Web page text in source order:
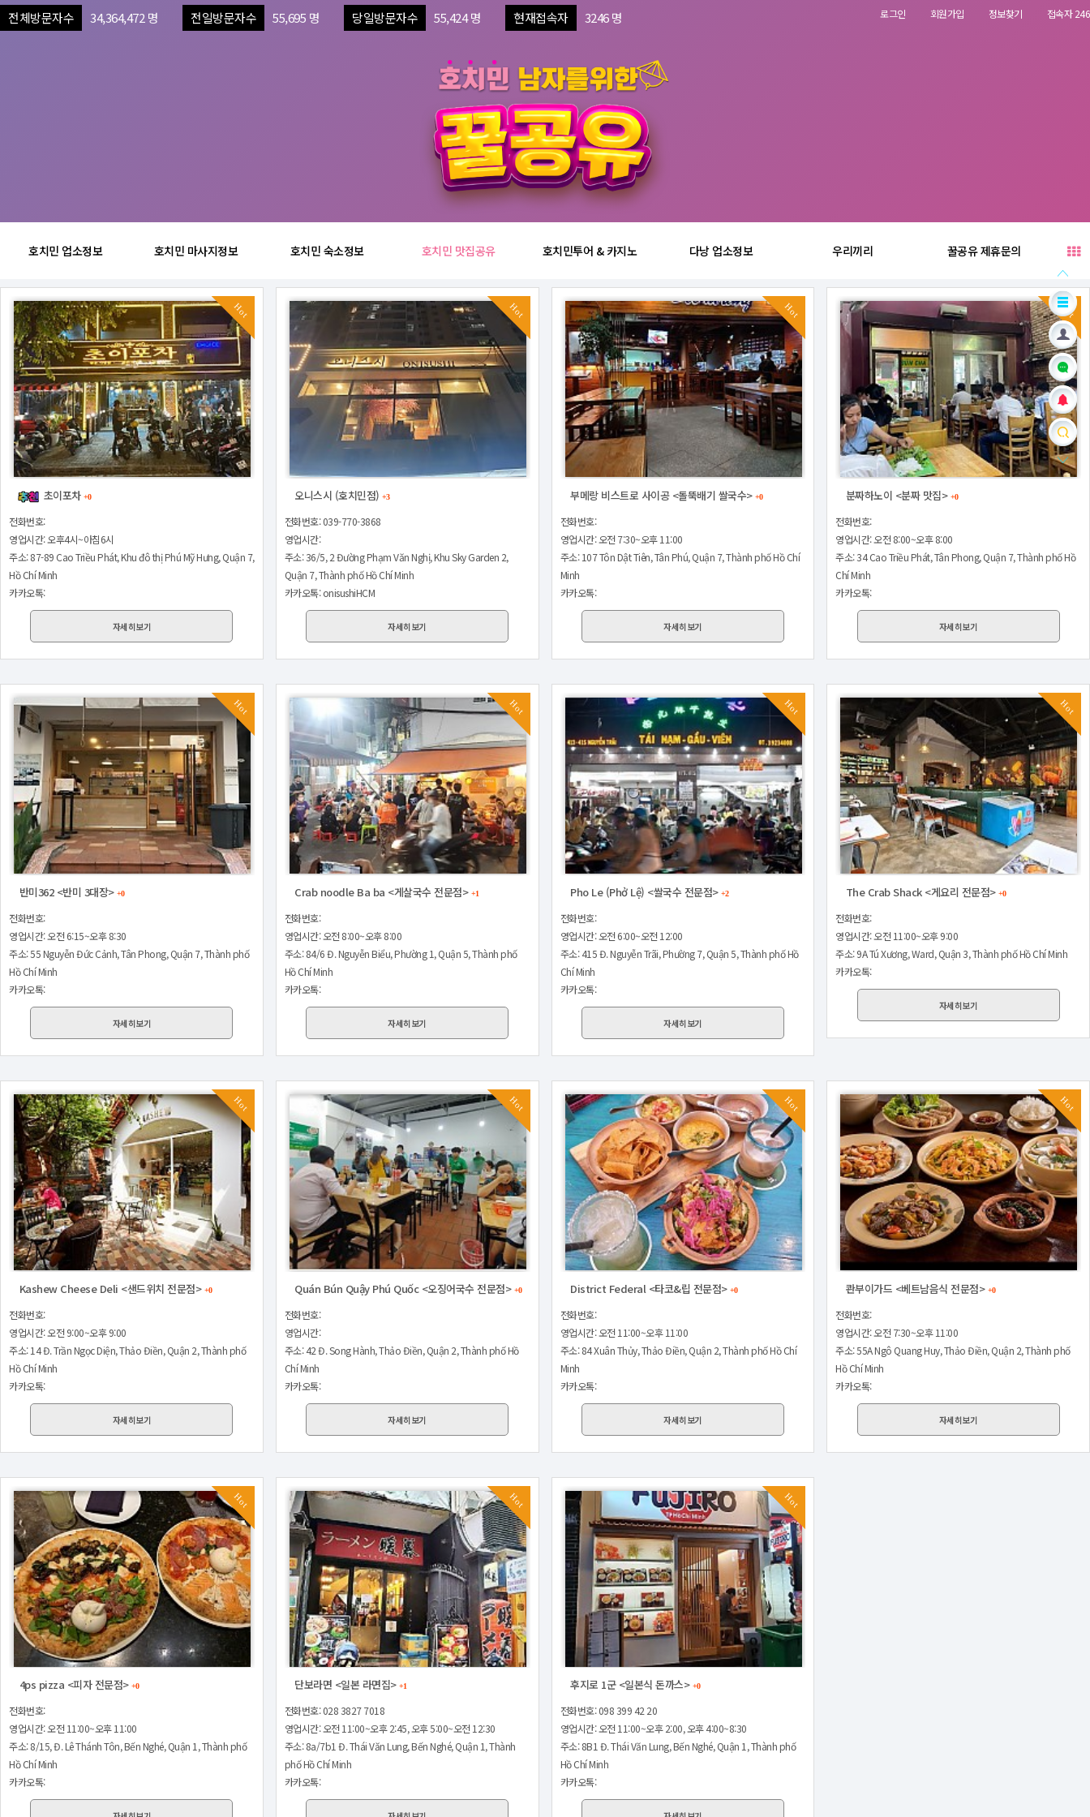
전체방문자수 34,364,472 명 전일방문자수 55,695 명 당일방문자수 55,424 명 현재접속자 3246 명 로그인 회원가입 정보찾기 접속자 246
호치민 업소정보 호치민 마사지정보 호치민 숙소정보 호치민 맛집공유 호치민투어 & 카지노 다낭 업소정보 우리끼리 꿀공유 제휴문의
Hot
초이포차 +0
전화번호:
영업시간: 오후4시~아침6시
주소: 87-89 Cao Triều Phát, Khu đô thị Phú Mỹ Hưng, Quận 7,
Hồ Chí Minh
카카오톡:
자세히보기
Hot
오니스시 (호치민점)+3
전화번호: 039-770-3868
영업시간:
주소: 36/5, 2 Đường Phạm Văn Nghị, Khu Sky Garden 2,
Quận 7, Thành phố Hồ Chí Minh
카카오톡: onisushiHCM
자세히보기
Hot
부메랑 비스트로 사이공 <돌뚝배기 쌀국수> +0
전화번호:
영업시간: 오전 7:30~오후 11:00
주소: 107 Tôn Dật Tiên, Tân Phú, Quận 7, Thành phố Hồ Chí
Minh
카카오톡:
자세히보기
Hot
분짜하노이 <분짜 맛집> +0
전화번호:
영업시간: 오전 8:00~오후 8:00
주소: 34 Cao Triều Phát, Tân Phong, Quận 7, Thành phố Hồ
Chí Minh
카카오톡:
자세히보기
Hot
반미362 <반미 3대장> +0
전화번호:
영업시간: 오전 6:15~오후 8:30
주소: 55 Nguyễn Đức Cảnh, Tân Phong, Quận 7, Thành phố
Hồ Chí Minh
카카오톡:
자세히보기
Hot
Crab noodle Ba ba <게살국수 전문점> +1
전화번호:
영업시간: 오전 8:00~오후 8:00
주소: 84/6 Đ. Nguyễn Biểu, Phường 1, Quận 5, Thành phố
Hồ Chí Minh
카카오톡:
자세히보기
Hot
Pho Le (Phở Lệ) <쌀국수 전문점> +2
전화번호:
영업시간: 오전 6:00~오전 12:00
주소: 415 Đ. Nguyễn Trãi, Phường 7, Quận 5, Thành phố Hồ
Chí Minh
카카오톡:
자세히보기
Hot
The Crab Shack <게요리 전문점>+0
전화번호:
영업시간: 오전 11:00~오후 9:00
주소: 9A Tú Xương, Ward, Quận 3, Thành phố Hồ Chí Minh
카카오톡:
자세히보기
Hot
Kashew Cheese Deli <샌드위치 전문점> +0
전화번호:
영업시간: 오전 9:00~오후 9:00
주소: 14 Đ. Trần Ngọc Diện, Thảo Điền, Quận 2, Thành phố
Hồ Chí Minh
카카오톡:
자세히보기
Hot
Quán Bún Quậy Phú Quốc <오징어국수 전문점> +0
전화번호:
영업시간:
주소: 42 Đ. Song Hành, Thảo Điền, Quận 2, Thành phố Hồ
Chí Minh
카카오톡:
자세히보기
Hot
District Federal <타코&립 전문점> +0
전화번호:
영업시간: 오전 11:00~오후 11:00
주소: 84 Xuân Thủy, Thảo Điền, Quận 2, Thành phố Hồ Chí
Minh
카카오톡:
자세히보기
Hot
콴부이가드 <베트남음식 전문점> +0
전화번호:
영업시간: 오전 7:30~오후 11:00
주소: 55A Ngô Quang Huy, Thảo Điền, Quận 2, Thành phố
Hồ Chí Minh
카카오톡:
자세히보기
Hot
4ps pizza <피자 전문점> +0
전화번호:
영업시간: 오전 11:00~오후 11:00
주소: 8/15, Đ. Lê Thánh Tôn, Bến Nghé, Quận 1, Thành phố
Hồ Chí Minh
카카오톡:
Hot
단보라면 <일본 라면집>+1
전화번호: 028 3827 7018
영업시간: 오전 11:00~오후 2:45, 오후 5:00~오전 12:30
주소: 8a/7b1 Đ. Thái Văn Lung, Bến Nghé, Quận 1, Thành
phố Hồ Chí Minh
카카오톡:
Hot
후지로 1군 <일본식 돈까스> +0
전화번호: 098 399 42 20
영업시간: 오전 11:00~오후 2:00, 오후 4:00~8:30
주소: 8B1 Đ. Thái Văn Lung, Bến Nghé, Quận 1, Thành phố
Hồ Chí Minh
카카오톡: